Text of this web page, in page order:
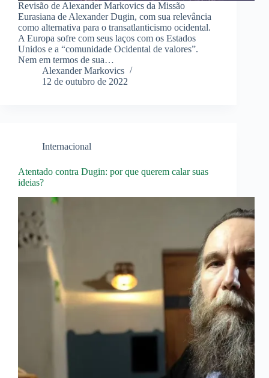
Revisão de Alexander Markovics da Missão
Eurasiana de Alexander Dugin, com sua relevância
como alternativa para o transatlanticismo ocidental.
A Europa sofre com seus laços com os Estados
Unidos e a “comunidade Ocidental de valores”.
Nem em termos de sua…
Alexander Markovics
12 de outubro de 2022
Internacional
Atentado contra Dugin: por que querem calar suas
ideias?